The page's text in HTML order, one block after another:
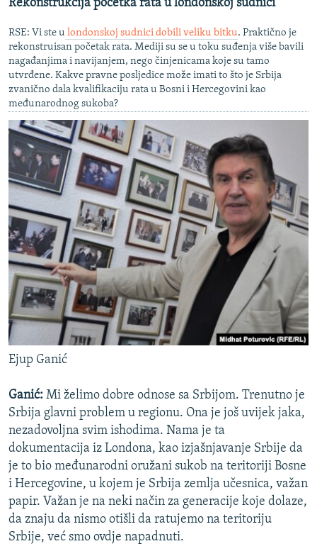
Rekonstrukcija početka rata u londonskoj sudnici
RSE: Vi ste u londonskoj sudnici dobili veliku bitku. Praktično je
rekonstruisan početak rata. Mediji su se u toku suđenja više bavili
nagađanjima i navijanjem, nego činjenicama koje su tamo
utvrđene. Kakve pravne posljedice može imati to što je Srbija
zvanično dala kvalifikaciju rata u Bosni i Hercegovini kao
međunarodnog sukoba?
Ejup Ganić
Ganić: Mi želimo dobre odnose sa Srbijom. Trenutno je
Srbija glavni problem u regionu. Ona je još uvijek jaka,
nezadovoljna svim ishodima. Nama je ta
dokumentacija iz Londona, kao izjašnjavanje Srbije da
je to bio međunarodni oružani sukob na teritoriji Bosne
i Hercegovine, u kojem je Srbija zemlja učesnica, važan
papir. Važan je na neki način za generacije koje dolaze,
da znaju da nismo otišli da ratujemo na teritoriju
Srbije, već smo ovdje napadnuti.